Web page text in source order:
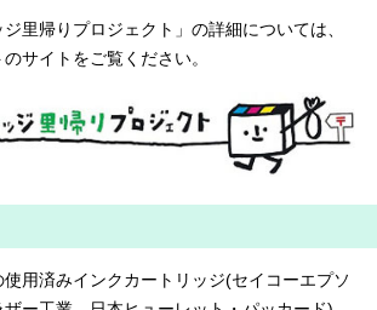
ジ里帰りプロジェクト」の詳細については、
サイトをご覧ください。
用済みインクカートリッジ(セイコーエプソ